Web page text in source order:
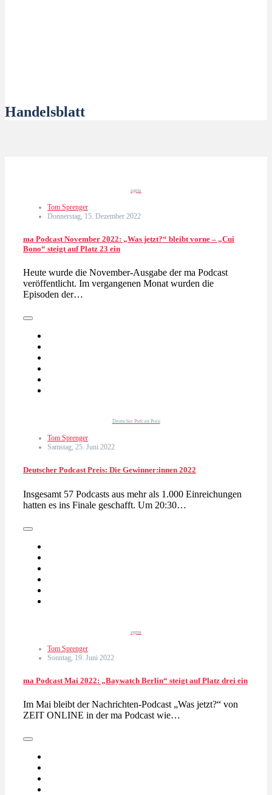
Handelsblatt
agma
Tom Sprenger
Donnerstag, 15. Dezember 2022
ma Podcast November 2022: „Was jetzt?“ bleibt vorne – „Cui
Bono“ steigt auf Platz 23 ein
Heute wurde die November-Ausgabe der ma Podcast
veröffentlicht. Im vergangenen Monat wurden die
Episoden der…
Deutscher Podcast Preis
Tom Sprenger
Samstag, 25. Juni 2022
Deutscher Podcast Preis: Die Gewinner:innen 2022
Insgesamt 57 Podcasts aus mehr als 1.000 Einreichungen
hatten es ins Finale geschafft. Um 20:30…
agma
Tom Sprenger
Sonntag, 19. Juni 2022
ma Podcast Mai 2022: „Baywatch Berlin“ steigt auf Platz drei ein
Im Mai bleibt der Nachrichten-Podcast „Was jetzt?“ von
ZEIT ONLINE in der ma Podcast wie…